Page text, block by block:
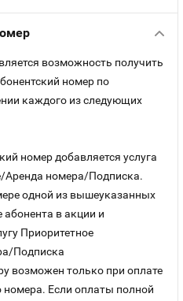
возможность получить
номер по
каждого из следующих
номер добавляется услуга
Аренда номера/Подписка.
одной из вышеуказанных
абонента в акции и
Приоритетное
Подписка
возможен только при оплате
номера. Если оплаты полной